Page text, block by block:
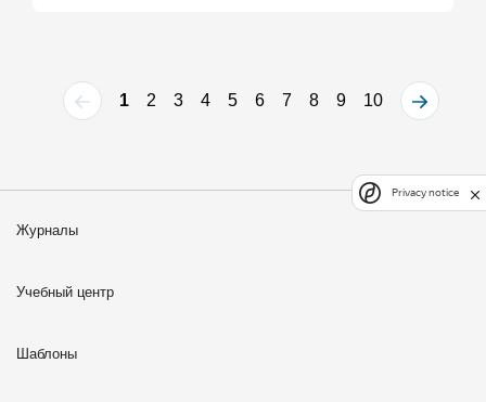
1 2 3 4 5 6 7 8 9 10
Журналы
Учебный центр
Шаблоны
Privacy notice